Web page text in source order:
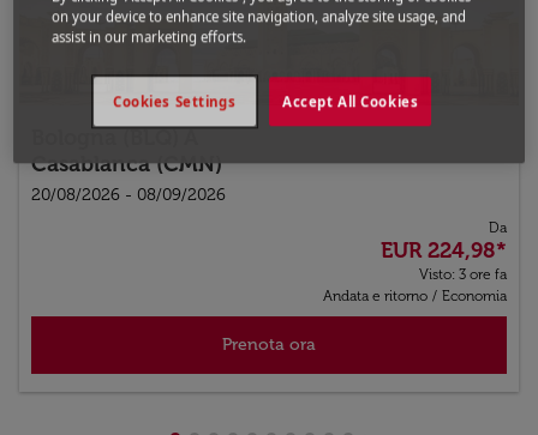
Casablanca (CMN)
20/08/2026 - 08/09/2026
Da
EUR 224,98*
Visto: 3 ore fa
Andata e ritorno / Economia
Prenota ora
on your device to enhance site navigation, analyze site usage, and
assist in our marketing efforts.
Accept All Cookies
Cookies Settings